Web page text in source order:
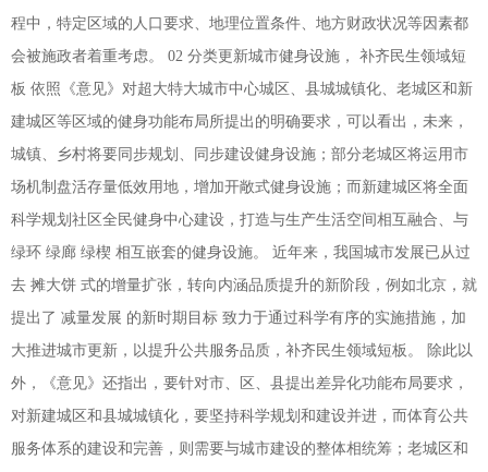
程中，特定区域的人口要求、地理位置条件、地方财政状况等因素都
会被施政者着重考虑。 02 分类更新城市健身设施， 补齐民生领域短
板 依照《意见》对超大特大城市中心城区、县城城镇化、老城区和新
建城区等区域的健身功能布局所提出的明确要求，可以看出，未来，
城镇、乡村将要同步规划、同步建设健身设施；部分老城区将运用市
场机制盘活存量低效用地，增加开敞式健身设施；而新建城区将全面
科学规划社区全民健身中心建设，打造与生产生活空间相互融合、与
绿环 绿廊 绿楔 相互嵌套的健身设施。 近年来，我国城市发展已从过
去 摊大饼 式的增量扩张，转向内涵品质提升的新阶段，例如北京，就
提出了 减量发展 的新时期目标 致力于通过科学有序的实施措施，加
大推进城市更新，以提升公共服务品质，补齐民生领域短板。 除此以
外，《意见》还指出，要针对市、区、县提出差异化功能布局要求，
对新建城区和县城城镇化，要坚持科学规划和建设并进，而体育公共
服务体系的建设和完善，则需要与城市建设的整体相统筹；老城区和